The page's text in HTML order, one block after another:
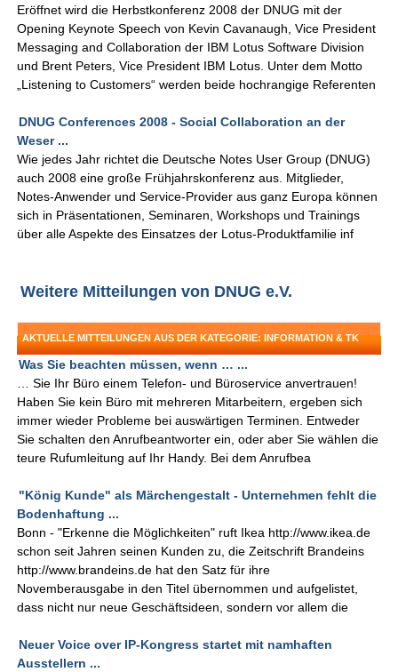
Eröffnet wird die Herbstkonferenz 2008 der DNUG mit der
Opening Keynote Speech von Kevin Cavanaugh, Vice President
Messaging and Collaboration der IBM Lotus Software Division
und Brent Peters, Vice President IBM Lotus. Unter dem Motto
„Listening to Customers“ werden beide hochrangige Referenten
DNUG Conferences 2008 - Social Collaboration an der
Weser ...
Wie jedes Jahr richtet die Deutsche Notes User Group (DNUG)
auch 2008 eine große Frühjahrskonferenz aus. Mitglieder,
Notes-Anwender und Service-Provider aus ganz Europa können
sich in Präsentationen, Seminaren, Workshops und Trainings
über alle Aspekte des Einsatzes der Lotus-Produktfamilie inf
Weitere Mitteilungen von DNUG e.V.
AKTUELLE MITTEILUNGEN AUS DER KATEGORIE: INFORMATION & TK
Was Sie beachten müssen, wenn … ...
… Sie Ihr Büro einem Telefon- und Büroservice anvertrauen!
Haben Sie kein Büro mit mehreren Mitarbeitern, ergeben sich
immer wieder Probleme bei auswärtigen Terminen. Entweder
Sie schalten den Anrufbeantworter ein, oder aber Sie wählen die
teure Rufumleitung auf Ihr Handy. Bei dem Anrufbea
"König Kunde" als Märchengestalt - Unternehmen fehlt die
Bodenhaftung ...
Bonn - "Erkenne die Möglichkeiten" ruft Ikea http://www.ikea.de
schon seit Jahren seinen Kunden zu, die Zeitschrift Brandeins
http://www.brandeins.de hat den Satz für ihre
Novemberausgabe in den Titel übernommen und aufgelistet,
dass nicht nur neue Geschäftsideen, sondern vor allem die
Neuer Voice over IP-Kongress startet mit namhaften
Ausstellern ...